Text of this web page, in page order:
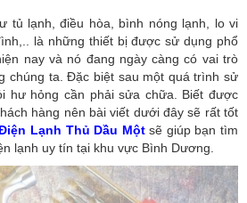
tủ lạnh, điều hòa, bình nóng lạnh, lo vi
là những thiết bị được sử dụng phổ
nay và nó đang ngày càng có vai trò
chúng ta. Đặc biệt sau một quá trình sử
hư hỏng cần phải sửa chữa. Biết được
hàng nên bài viết dưới đây sẽ rất tốt
Lạnh Thủ Dầu Một sẽ giúp bạn tìm
lạnh uy tín tại khu vực Bình Dương.